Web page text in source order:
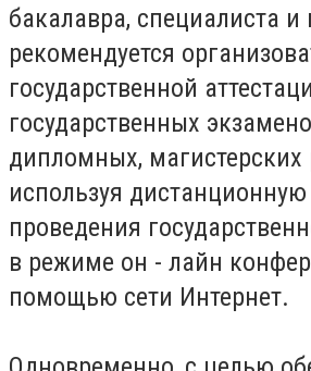
бакалавра, специалиста и
рекомендуется
государственной
государственных
дипломных, магистерских
используя
проведения
в режиме он - лайн
помощью сети Интернет.